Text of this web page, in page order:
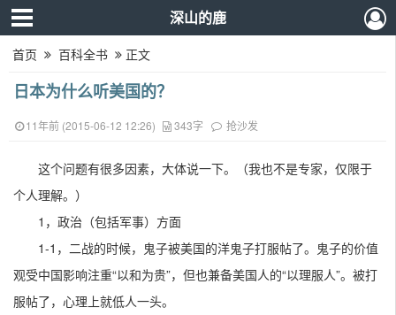
深山的鹿
首页 百科全书 正文
日本为什么听美国的？
11年前 (2015-06-12 12:26) 343字 抢沙发
这个问题有很多因素，大体说一下。（我也不是专家，仅限于
个人理解。）
1，政治（包括军事）方面
1-1，二战的时候，鬼子被美国的洋鬼子打服帖了。鬼子的价值
观受中国影响注重“以和为贵”，但也兼备美国人的“以理服人”。被打
服帖了，心理上就低人一头。